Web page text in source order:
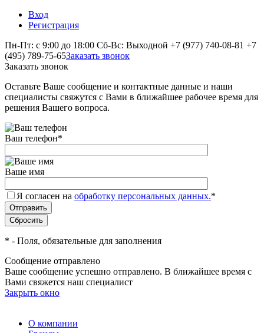
Вход
Регистрация
Пн-Пт: с 9:00 до 18:00 Сб-Вс: Выходной +7 (977) 740-08-81 +7
(495) 789-75-65Заказать звонок
Заказать звонок
Оставьте Ваше сообщение и контактные данные и наши
специалисты свяжутся с Вами в ближайшее рабочее время для
решения Вашего вопроса.
Ваш телефон*
Ваше имя
Я согласен на обработку персональных данных.*
* - Поля, обязательные для заполнения
Сообщение отправлено
Ваше сообщение успешно отправлено. В ближайшее время с
Вами свяжется наш специалист
Закрыть окно
О компании